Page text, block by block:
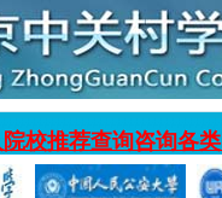
校推荐查询咨询各